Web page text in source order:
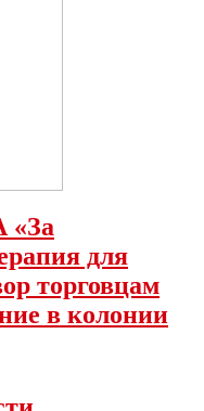
«За
для
торговцам
в колонии